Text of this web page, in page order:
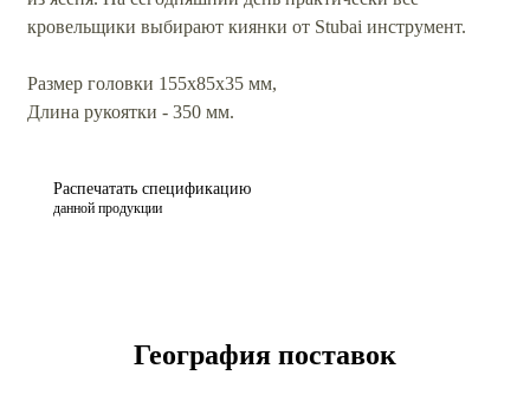
кровельщики выбирают киянки от Stubai инструмент.
Размер головки 155x85x35 мм,
Длина рукоятки - 350 мм.
Распечатать спецификацию
данной продукции
География поставок